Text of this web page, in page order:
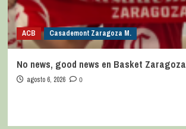
ACB Casademont Zaragoza M.
No news, good news en Basket Zaragoza
agosto 6, 2026 0